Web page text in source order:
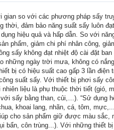
so với các phương pháp sấy
thời, đảm bảo năng suất sấy luôn
hiệu quả và hấp dẫn. So với
phẩm, giảm chi phí nhân công,
sấy không đạt nhiệt độ cài đặt
ngày trời mưa, không có
bị có hiệu suất cao gấp 3 lần
suất sấy. Với thiết bị phơi sấy
liệu là phụ thuộc thời tiết (gió,
sấy bằng than, củi,…). “Sử dụng
khoai lang, nhãn, cá, tôm,
cho sản phẩm giữ được màu sắc,
bẩn, côn trùng...). Với những thiết